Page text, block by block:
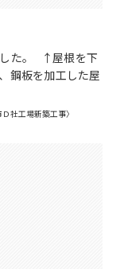
した。 ↑屋根を下
鋼板を加工した屋
Ｄ社工場新築工事〉